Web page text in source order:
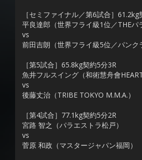
［セミファイナル／第6試合］61.2kg
平良達郎（世界フライ級1位／THEパ
vs
前田吉朗（世界フライ級5位／パンク
［第5試合］65.8kg契約5分3R
魚井フルスイング（和術慧舟會
vs
後藤丈治（TRIBE TOKYO M.M.A.）
［第4試合］77.1kg契約5分2R
宮路 智之（パラエストラ松戸）
vs
菅原 和政（マスタージャパン福岡）